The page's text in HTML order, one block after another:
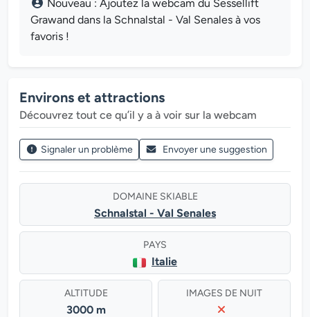
Nouveau : Ajoutez la webcam du Sessellift
Grawand dans la Schnalstal - Val Senales à vos
favoris !
Environs et attractions
Découvrez tout ce qu’il y a à voir sur la webcam
Signaler un problème Envoyer une suggestion
DOMAINE SKIABLE
Schnalstal - Val Senales
PAYS
Italie
ALTITUDE
3000 m
IMAGES DE NUIT